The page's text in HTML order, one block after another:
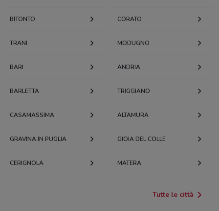
BITONTO CORATO
TRANI MODUGNO
BARI ANDRIA
BARLETTA TRIGGIANO
CASAMASSIMA ALTAMURA
GRAVINA IN PUGLIA GIOIA DEL COLLE
CERIGNOLA MATERA
Tutte le città